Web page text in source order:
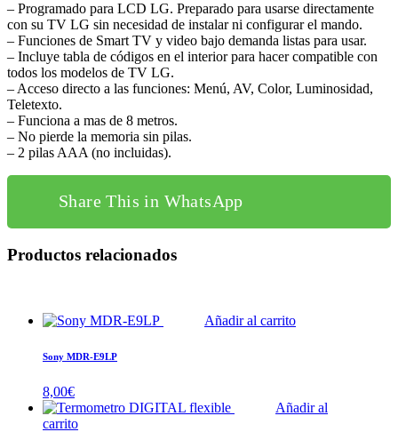
– Programado para LCD LG. Preparado para usarse directamente
con su TV LG sin necesidad de instalar ni configurar el mando.
– Funciones de Smart TV y video bajo demanda listas para usar.
– Incluye tabla de códigos en el interior para hacer compatible con
todos los modelos de TV LG.
– Acceso directo a las funciones: Menú, AV, Color, Luminosidad,
Teletexto.
– Funciona a mas de 8 metros.
– No pierde la memoria sin pilas.
– 2 pilas AAA (no incluidas).
Share This in WhatsApp
Productos relacionados
Añadir al carrito
Sony MDR-E9LP
8,00€
Añadir al
carrito